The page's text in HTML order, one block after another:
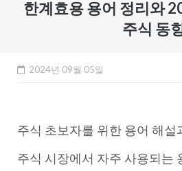
한계효용 용어 정리와
주식 동
2024년 09월 05일
주식 초보자를 위한 용어 해설
주식 시장에서 자주 사용되는